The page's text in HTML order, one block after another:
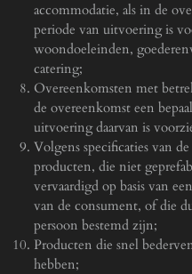
accommodatie, als in de
periode van uitvoering is
woondoeleinden,
catering;
Overeenkomsten met
de overeenkomst een
uitvoering daarvan is
Volgens specificaties van
producten, die niet
vervaardigd op basis van
van de consument, of die
persoon bestemd zijn;
Producten die snel
hebben;